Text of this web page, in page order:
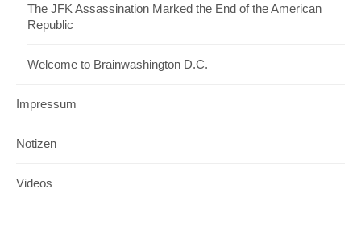
The JFK Assassination Marked the End of the American
Republic
Welcome to Brainwashington D.C.
Impressum
Notizen
Videos